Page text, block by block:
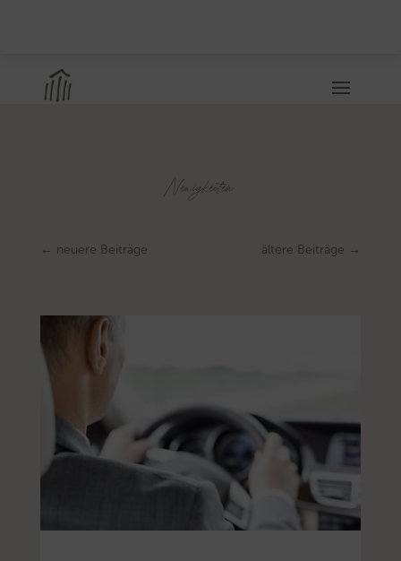
Neuigkeiten
← neuere Beiträge ältere Beiträge →